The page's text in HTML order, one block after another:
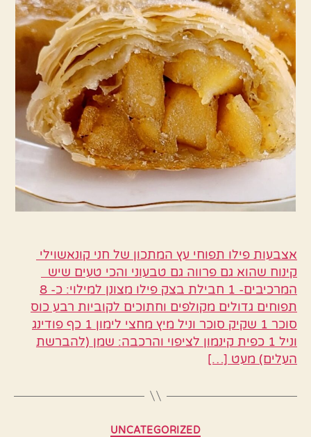
אצבעות פילו תפוחי עץ המתכון של חני קונאשוילי
קינוח שהוא גם פרווה גם טבעוני והכי טעים שיש
המרכיבים- 1 חבילת בצק פילו מצונן למילוי: כ- 8
תפוחים גדולים מקולפים וחתוכים לקוביות רבע כוס
סוכר 1 שקיק סוכר וניל מיץ מחצי לימון 1 כף פודינג
וניל 1 כפית קינמון לציפוי והרכבה: שמן (להברשת
העלים) מעט […]
קטגוריות
UNCATEGORIZED